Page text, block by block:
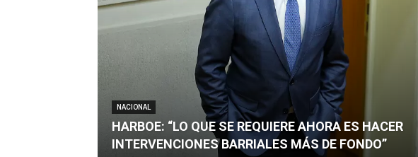
NACIONAL
HARBOE: “LO QUE SE REQUIERE AHORA ES HACER
INTERVENCIONES BARRIALES MÁS DE FONDO”